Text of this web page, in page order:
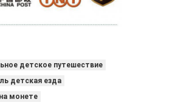
детское путешествие
детская езда
монете